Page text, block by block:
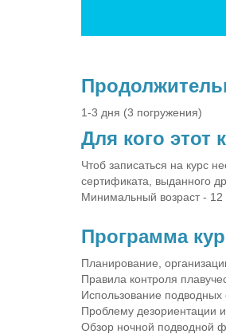
1-3 дня (3 погружения)
Для кого этот
Чтоб записаться на курс
сертификата, выданного
Минимальный возраст - 12
Программа
Планирование,
Правила контроля
Использование подводных
Проблему дезориентации
Обзор ночной подводной